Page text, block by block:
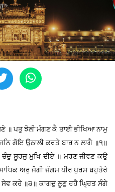
॥ ਪਤੁ ਝੋਲੀ ਮੰਗਣ ਕੈ ਤਾਈ ਭੀਖਿਆ ਨਾਮੁ
ਗੋਇ ਉਠਾਲੀ ਕਰਤੇ ਬਾਰ ਨ ਲਾਗੈ ॥੧॥
ਚੰਦੁ ਸੂਰਜੁ ਮੁਖਿ ਦੀਏ ॥ ਮਰਣ ਜੀਵਣ ਕਉ
ਅਰੁ ਜੋਗੀ ਜੰਗਮ ਪੀਰ ਪੁਰਸ ਬਹੁਤੇਰੇ
ਸੇਵ ਕਰੇ ॥੩॥ ਕਾਗਦੁ ਲੂਣੁ ਰਹੈ ਘ੍ਰਿਤ ਸੰਗੇ